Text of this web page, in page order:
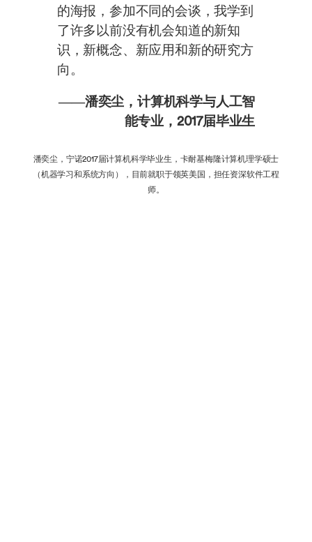
的海报，参加不同的会谈，我学到
了许多以前没有机会知道的新知
识，新概念、新应用和新的研究方
向。
——潘奕尘，计算机科学与人工智
能专业，2017届毕业生
潘奕尘，宁诺2017届计算机科学毕业生，卡耐基梅隆计算机理学硕士
（机器学习和系统方向），目前就职于领英美国，担任资深软件工程
师。